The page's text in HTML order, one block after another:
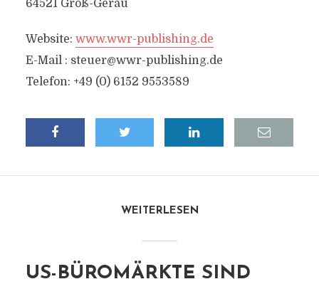
64521 Groß-Gerau
Website: www.wwr-publishing.de
E-Mail : steuer@wwr-publishing.de
Telefon: +49 (0) 6152 9553589
WEITERLESEN
US-BÜROMÄRKTE SIND